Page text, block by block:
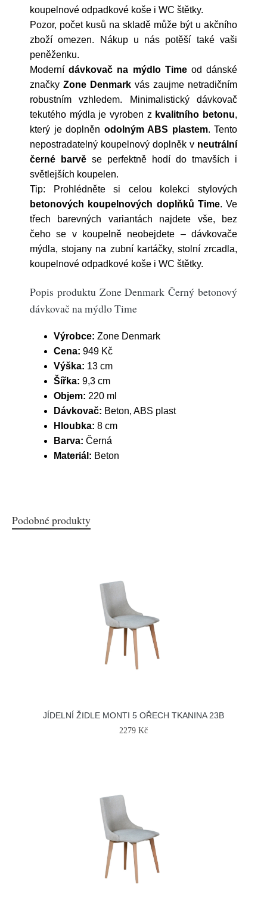
koupelnové odpadkové koše i WC štětky.
Pozor, počet kusů na skladě může být u akčního
zboží omezen. Nákup u nás potěší také vaši
peněženku.
Modernídávkovač na mýdlo Timeod dánské
značky Zone Denmark vás zaujme netradičním
robustním vzhledem. Minimalistický dávkovač
tekutého mýdla je vyroben z kvalitního betonu,
který je doplněn odolným ABS plastem. Tento
nepostradatelný koupelnový doplněk v neutrální
černé barvě se perfektně hodí do tmavších i
světlejších koupelen.
Tip: Prohlédněte si celou kolekci stylových
betonových koupelnových doplňků Time. Ve
třech barevných variantách najdete vše, bez
čeho se v koupelně neobejdete – dávkovače
mýdla, stojany na zubní kartáčky, stolní zrcadla,
koupelnové odpadkové koše i WC štětky.
Popis produktu Zone Denmark Černý betonový
dávkovač na mýdlo Time
Výrobce: Zone Denmark
Cena: 949 Kč
Výška: 13 cm
Šířka: 9,3 cm
Objem: 220 ml
Dávkovač: Beton, ABS plast
Hloubka: 8 cm
Barva: Černá
Materiál: Beton
Podobné produkty
JÍDELNÍ ŽIDLE MONTI 5 OŘECH TKANINA 23B
2279 Kč